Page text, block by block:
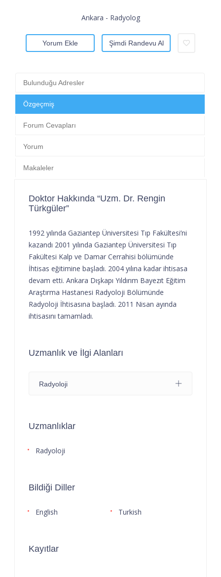
Ankara - Radyolog
Yorum Ekle Şimdi Randevu Al
Bulunduğu Adresler
Özgeçmiş
Forum Cevapları
Yorum
Makaleler
Doktor Hakkında “Uzm. Dr. Rengin
Türkgüler”
1992 yılında Gaziantep Üniversitesi Tıp Fakültesi’ni
kazandı 2001 yılında Gaziantep Üniversitesi Tıp
Fakültesi Kalp ve Damar Cerrahisi bölümünde
İhtisas eğitimine başladı. 2004 yılına kadar ihtisasa
devam etti. Ankara Dışkapı Yıldırım Bayezıt Eğitim
Araştırma Hastanesi Radyoloji Bölümünde
Radyoloji İhtisasına başladı. 2011 Nisan ayında
ihtisasını tamamladı.
Uzmanlık ve İlgi Alanları
Radyoloji
Uzmanlıklar
Radyoloji
Bildiği Diller
English Turkish
Kayıtlar